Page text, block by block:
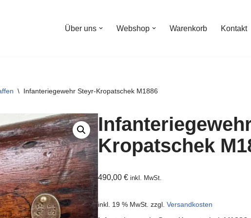
Über uns Webshop Warenkorb Kontakt
\ Infanteriegewehr Steyr-Kropatschek M1886
Kropatschek
490,00€ inkl. MwSt.
inkl. 19 % MwSt. zzgl.Versandkosten